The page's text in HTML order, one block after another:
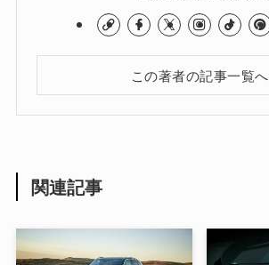
この著者の記事一覧へ
関連記事